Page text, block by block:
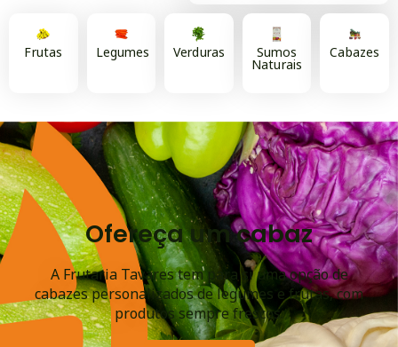
Frutas Legumes Verduras Sumos
Naturais
Cabazes
Ofereça um cabaz
A Frutaria Tavares tem para si uma opção de
cabazes personalizados de legumes e frutas, com
produtos sempre frescos.